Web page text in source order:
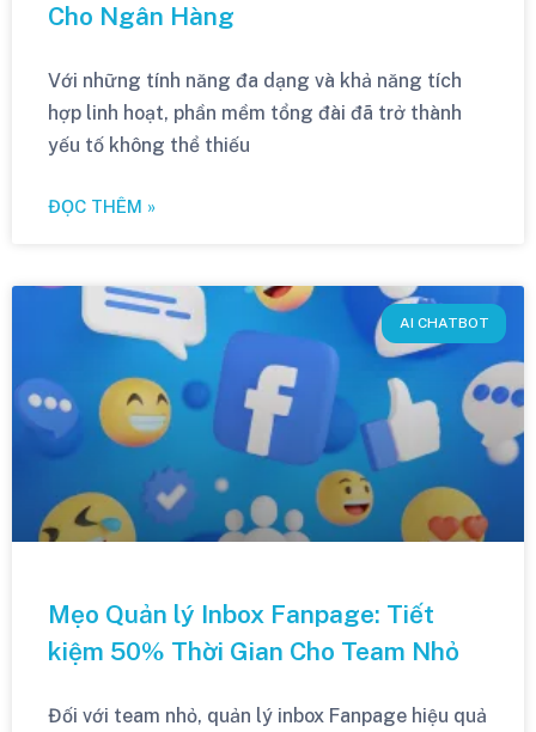
Cho Ngân Hàng
Với những tính năng đa dạng và khả năng tích
hợp linh hoạt, phần mềm tổng đài đã trở thành
yếu tố không thể thiếu
ĐỌC THÊM »
AI CHATBOT
Mẹo Quản lý Inbox Fanpage: Tiết
kiệm 50% Thời Gian Cho Team Nhỏ
Đối với team nhỏ, quản lý inbox Fanpage hiệu quả